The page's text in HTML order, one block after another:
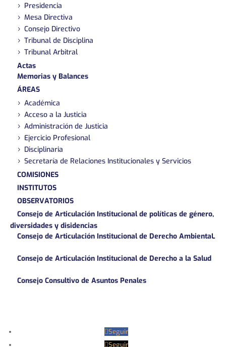
Presidencia
Mesa Directiva
Consejo Directivo
Tribunal de Disciplina
Tribunal Arbitral
Actas
Memorias y Balances
ÁREAS
Académica
Acceso a la Justicia
Administración de Justicia
Ejercicio Profesional
Disciplinaria
Secretaría de Relaciones Institucionales y Servicios
COMISIONES
INSTITUTOS
OBSERVATORIOS
Consejo de Articulación Institucional de políticas de género,
diversidades y disidencias
Consejo de Articulación Institucional de Derecho AmbientaL
Consejo de Articulación Institucional de Derecho a la Salud
Consejo Consultivo de Asuntos Penales
Seguir
Seguir